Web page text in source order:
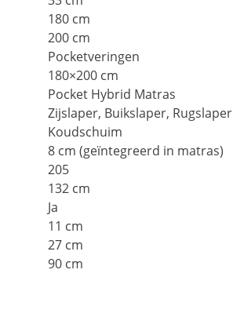
180 cm
200 cm
Pocketveringen
180×200 cm
Pocket Hybrid Matras
Zijslaper, Buikslaper, Rugslaper
Koudschuim
8 cm (geïntegreerd in matras)
205
132 cm
Ja
11 cm
27 cm
90 cm